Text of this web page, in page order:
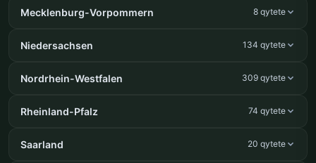
Mecklenburg-Vorpommern 8 qytete
Niedersachsen 134 qytete
Nordrhein-Westfalen 309 qytete
Rheinland-Pfalz 74 qytete
Saarland 20 qytete